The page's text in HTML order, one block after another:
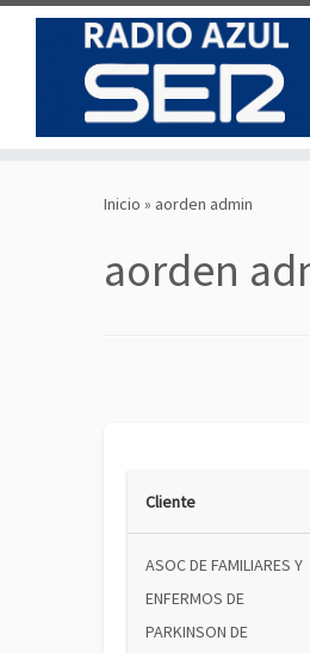
Inicio » aorden admin
aorden
Cliente
ASOC DE FAMILIARES Y
ENFERMOS DE
PARKINSON DE